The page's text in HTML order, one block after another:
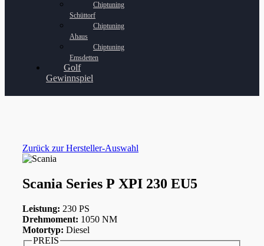
Chiptuning
Schüttorf
Chiptuning
Ahaus
Chiptuning
Emsdetten
Golf
Gewinnspiel
Zurück zur Hersteller-Auswahl
Scania Series P XPI 230 EU5
Leistung: 230 PS
Drehmoment: 1050 NM
Motortyp: Diesel
PREIS